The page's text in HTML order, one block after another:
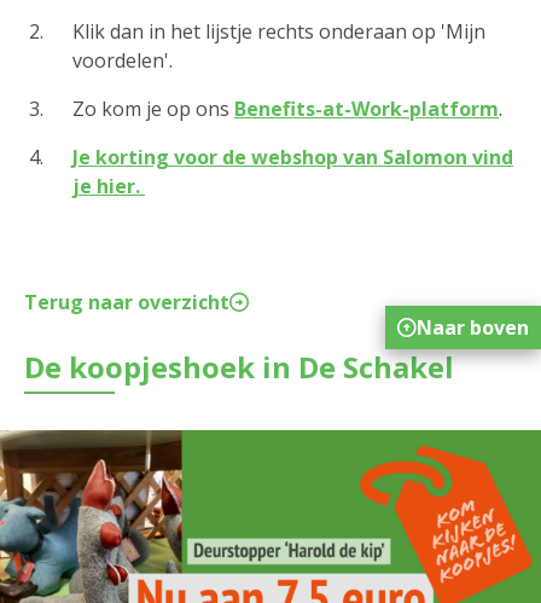
Klik dan in het lijstje rechts onderaan op 'Mijn
voordelen'.
Zo kom je op ons Benefits-at-Work-platform.
Je korting voor de webshop van Salomon vind
je hier.
Terug naar overzicht
De koopjeshoek in De Schakel
Naar boven